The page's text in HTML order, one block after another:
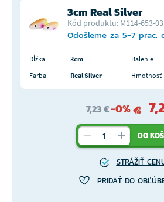
3cm Real Silver
Kód produktu: M114-653-
Odošleme za 5-7 prac.
Dĺžka 3cm Balenie
Farba
Real Silver Hmotnosť
7,23 €-0%
DO
STRÁŽIŤ
PRIDAŤ DO